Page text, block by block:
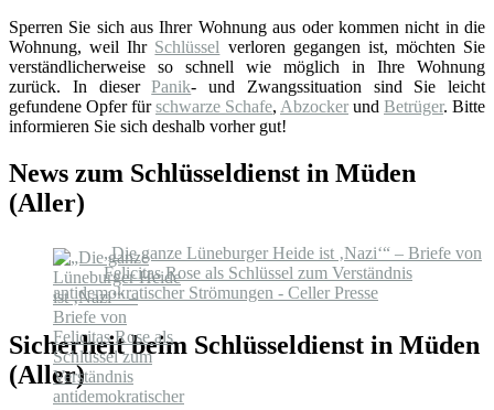
Sperren Sie sich aus Ihrer Wohnung aus oder kommen nicht in die
Wohnung, weil Ihr Schlüssel verloren gegangen ist, möchten Sie
verständlicherweise so schnell wie möglich in Ihre Wohnung
zurück. In dieserPanik- und Zwangssituation sind Sie leicht
gefundene Opfer fürschwarze Schafe, Abzocker und Betrüger. Bitte
informieren Sie sich deshalb vorher gut!
News zum Schlüsseldienst in Müden
(Aller)
„Die ganze Lüneburger Heide ist ‚Nazi‘“ – Briefe von
Felicitas Rose als Schlüssel zum Verständnis
antidemokratischer Strömungen - Celler Presse
Sicherheit beim Schlüsseldienst in Müden
(Aller)